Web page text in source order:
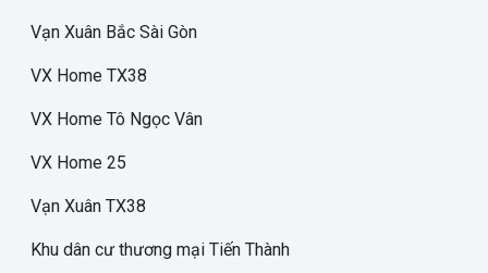
Vạn Xuân Bắc Sài Gòn
VX Home TX38
VX Home Tô Ngọc Vân
VX Home 25
Vạn Xuân TX38
Khu dân cư thương mại Tiến Thành